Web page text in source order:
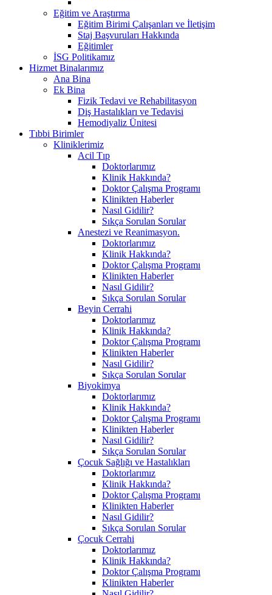
Eğitim ve Araştırma
Eğitim Birimi Çalışanları ve İletişim
Staj Başvuruları Hakkında
Eğitimler
İSG Politikamız
Hizmet Binalarımız
Ana Bina
Ek Bina
Fizik Tedavi ve Rehabilitasyon
Diş Hastalıkları ve Tedavisi
Hemodiyaliz Ünitesi
Tıbbi Birimler
Kliniklerimiz
Acil Tıp
Doktorlarımız
Klinik Hakkında?
Doktor Çalışma Programı
Klinikten Haberler
Nasıl Gidilir?
Sıkça Sorulan Sorular
Anestezi ve Reanimasyon.
Doktorlarımız
Klinik Hakkında?
Doktor Çalışma Programı
Klinikten Haberler
Nasıl Gidilir?
Sıkça Sorulan Sorular
Beyin Cerrahi
Doktorlarımız
Klinik Hakkında?
Doktor Çalışma Programı
Klinikten Haberler
Nasıl Gidilir?
Sıkça Sorulan Sorular
Biyokimya
Doktorlarımız
Klinik Hakkında?
Doktor Çalışma Programı
Klinikten Haberler
Nasıl Gidilir?
Sıkça Sorulan Sorular
Çocuk Sağlığı ve Hastalıkları
Doktorlarımız
Klinik Hakkında?
Doktor Çalışma Programı
Klinikten Haberler
Nasıl Gidilir?
Sıkça Sorulan Sorular
Çocuk Cerrahi
Doktorlarımız
Klinik Hakkında?
Doktor Çalışma Programı
Klinikten Haberler